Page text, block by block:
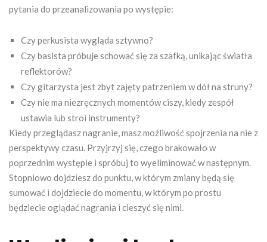
pytania do przeanalizowania po występie:
Czy perkusista wygląda sztywno?
Czy basista próbuje schować się za szafką, unikając światła
reflektorów?
Czy gitarzysta jest zbyt zajęty patrzeniem w dół na struny?
Czy nie ma niezręcznych momentów ciszy, kiedy zespół
ustawia lub stroi instrumenty?
Kiedy przeglądasz nagranie, masz możliwość spojrzenia na nie z
perspektywy czasu. Przyjrzyj się, czego brakowało w
poprzednim występie i spróbuj to wyeliminować w następnym.
Stopniowo dojdziesz do punktu, w którym zmiany będą się
sumować i dojdziecie do momentu, w którym po prostu
będziecie oglądać nagrania i cieszyć się nimi.